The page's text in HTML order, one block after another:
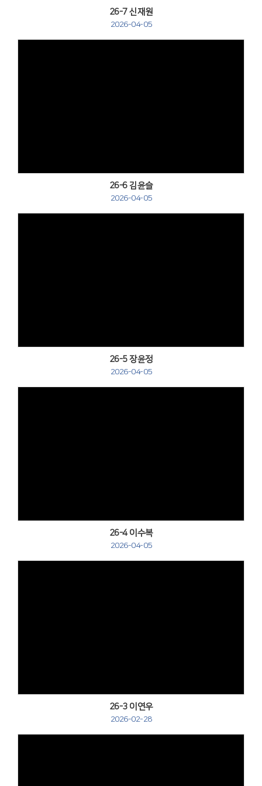
26-7 신재원
2026-04-05
26-6 김윤슬
2026-04-05
26-5 장윤정
2026-04-05
26-4 이수복
2026-04-05
26-3 이연우
2026-02-28